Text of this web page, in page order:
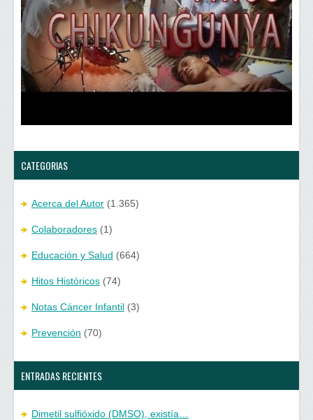
n
u
n
a
v
e
n
t
a
n
a
v
e
n
u
n
a
v
e
n
t
a
n
e
)
CATEGORIAS
Acerca del Autor (1.365)
Colaboradores (1)
Educación y Salud (664)
Hitos Históricos (74)
Notas Cáncer Infantil (3)
Prevención (70)
ENTRADAS RECIENTES
Dimetil sulfióxido (DMSO), existía…